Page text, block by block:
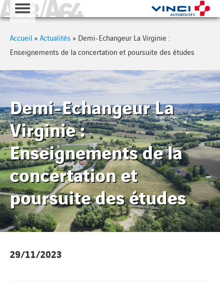
A63 - A64
Accueil » Actualités » Demi-Echangeur La Virginie :
Enseignements de la concertation et poursuite des études
Demi-Echangeur La
Virginie :
Enseignements de la
concertation et
poursuite des études
29/11/2023
Cookies management panel